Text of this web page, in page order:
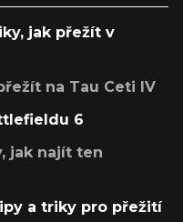
jak přežít v
na Tau Ceti IV
6
jak najít ten
a triky pro přežití